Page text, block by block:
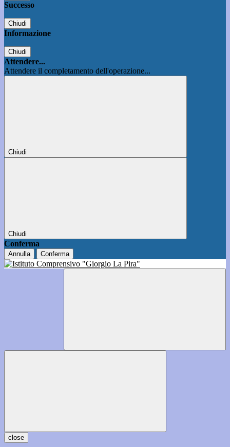
Successo
Chiudi
Informazione
Chiudi
Attendere...
Attendere il completamento dell'operazione...
Chiudi
Chiudi
Conferma
Annulla Conferma
close